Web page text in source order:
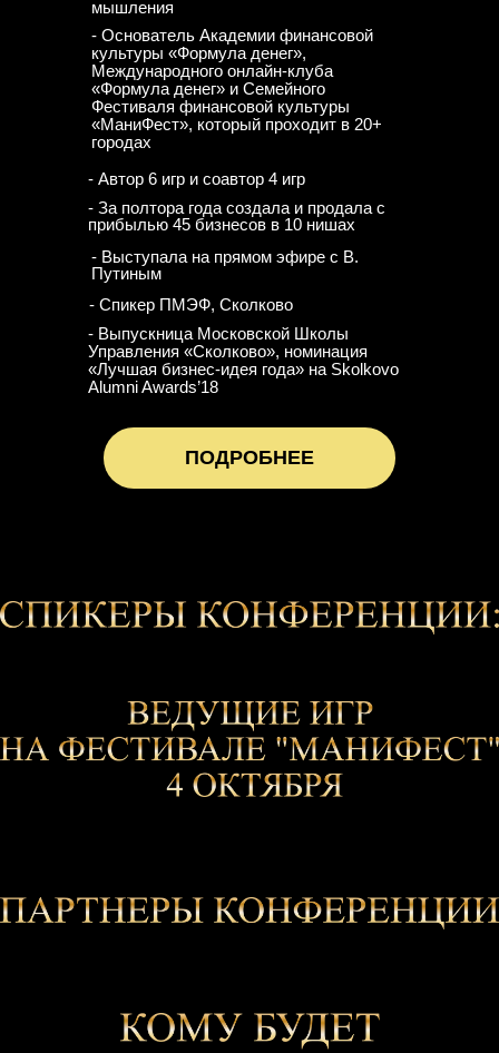
мышления
- Основатель Академии финансовой
культуры «Формула денег»,
Международного онлайн-клуба
«Формула денег» и Семейного
Фестиваля финансовой культуры
«МаниФест», который проходит в 20+
городах
- Автор 6 игр и соавтор 4 игр
- За полтора года создала и продала с
прибылью 45 бизнесов в 10 нишах
- Выступала на прямом эфире с В.
Путиным
- Спикер ПМЭФ, Сколково
- Выпускница Московской Школы
Управления «Сколково», номинация
«Лучшая бизнес-идея года» на Skolkovo
Alumni Awards’18
ПОДРОБНЕЕ